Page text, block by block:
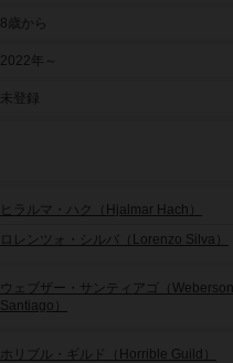
8歳から
2022年～
未登録
ヒラルマ・ハク（Hjalmar Hach）
ロレンツォ・シルバ（Lorenzo Silva）
ウェブザー・サンティアゴ（Weberson
Santiago）
ホリブル・ギルド（Horrible Guild）